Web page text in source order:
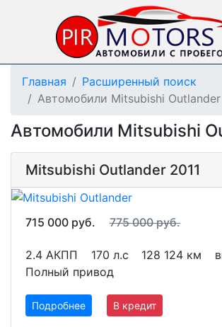
Главная
Расширенный поиск
Автомобили Mitsubishi Outlander
Автомобили Mitsubishi
Mitsubishi Outlander 2011
715 000 руб. 775 000 руб.
2.4 АКПП 170 л.с 128 124 км
Полный привод
Подробнее В кредит